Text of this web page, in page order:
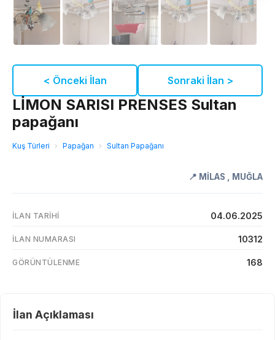
< Önceki İlan Sonraki İlan >
LİMON SARISI PRENSES Sultan
papağanı
Kuş Türleri › Papağan › Sultan Papağanı
📍 MİLAS , MUĞLA
İLAN TARIHI 04.06.2025
İLAN NUMARASI 10312
GÖRÜNTÜLENME 168
İlan Açıklaması